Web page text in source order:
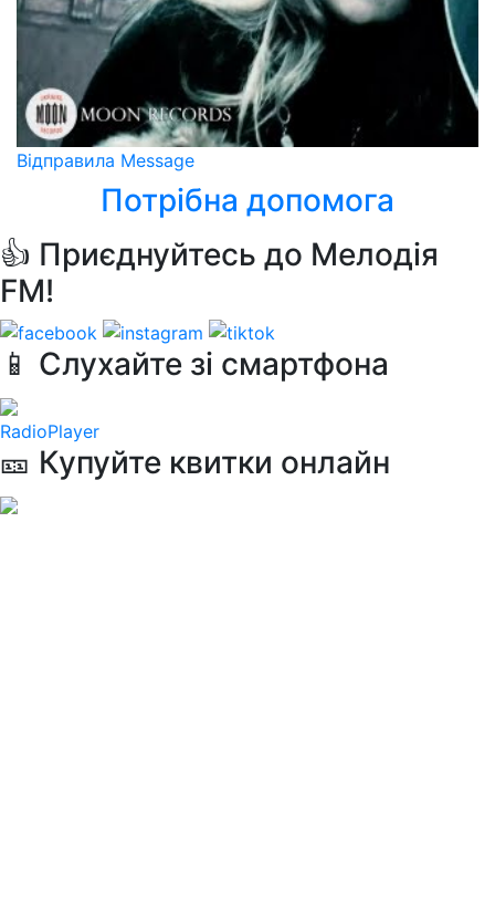
Вiдправила Message
Потрібна допомога
👍 Приєднуйтесь до Мелодія
FM!
📱 Слухайте зі смартфона
RadioPlayer
🎫 Купуйте квитки онлайн